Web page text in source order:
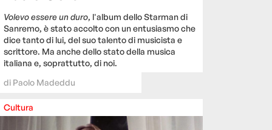
Volevo essere un duro, l'album dello Starman di
Sanremo, è stato accolto con un entusiasmo che
dice tanto di lui, del suo talento di musicista e
scrittore. Ma anche dello stato della musica
italiana e, soprattutto, di noi.
di Paolo Madeddu
Cultura